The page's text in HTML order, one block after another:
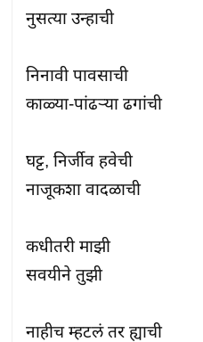
नुसत्या उन्हाची
निनावी पावसाची
काळ्या-पांढऱ्या ढगांची
घट्ट, निर्जीव हवेची
नाजूकशा वादळाची
कधीतरी माझी
सवयीने तुझी
नाहीच म्हटलं तर ह्याची